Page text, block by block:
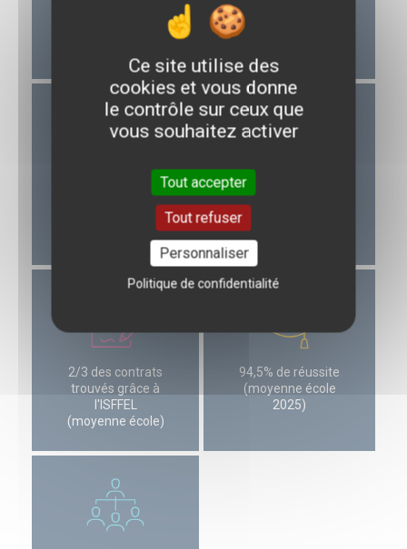
entièrement gratuite !
Universitaires à
sous conditions
Image
Déjeuner au CROUS à
2/3 des contrats
trouvés grâce à
l'ISFFEL
(moyenne école)
94,5% de réussite
(moyenne école
2025)
Ce site utilise des
cookies et vous donne
le contrôle sur ceux que
vous souhaitez activer
Tout accepter
Tout refuser
Personnaliser
Politique de confidentialité